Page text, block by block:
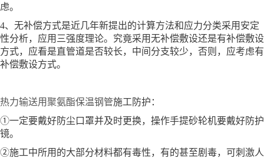
虑。
4、无补偿方式是近几年新提出的计算方法和应力分类采用安定
性分析，应用三强度理论。究竟采用无补偿敷设还是有补偿敷设
方式，应看是直管道是否较长，中间分支较少，否则，应考虑有
补偿敷设方式。
热力输送用聚氨酯保温钢管施工防护：
①一定要戴好防尘口罩并及时更换，操作手提砂轮机要戴好防护
镜。
②施工中所用的大部分材料都有毒性，有的甚至剧毒，可刺激人